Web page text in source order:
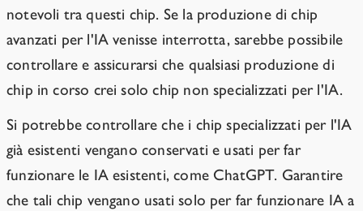
notevoli tra questi chip. Se la produzione di chip
avanzati per l'IA venisse interrotta, sarebbe possibile
controllare e assicurarsi che qualsiasi produzione di
chip in corso crei solo chip non specializzati per l'IA.
Si potrebbe controllare che i chip specializzati per l'IA
già esistenti vengano conservati e usati per far
funzionare le IA esistenti, come ChatGPT. Garantire
che tali chip vengano usati solo per far funzionare IA a